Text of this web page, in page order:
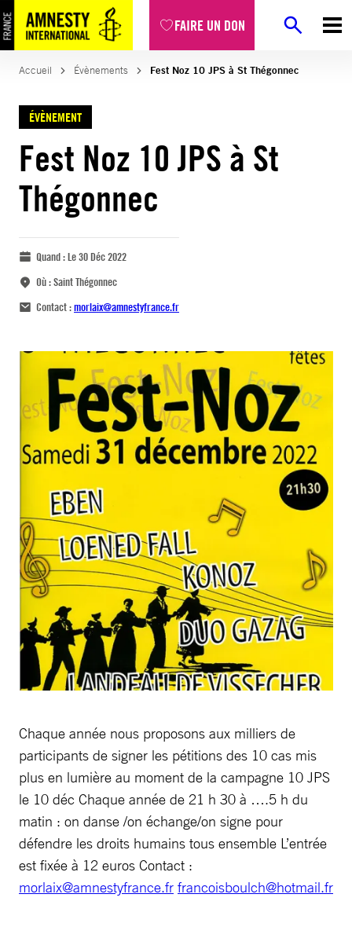
FAIRE UN DON
Accueil Évènements Fest Noz 10 JPS à St Thégonnec
ÉVÈNEMENT
Fest Noz 10 JPS à St
Thégonnec
Quand :Le 30 Déc 2022
Où :Saint Thégonnec
Contact :morlaix@amnestyfrance.fr
Chaque année nous proposons aux milliers de
participants de signer les pétitions des 10 cas mis
plus en lumière au moment de la campagne 10 JPS
le 10 déc Chaque année de 21 h 30 à ….5 h du
matin : on danse /on échange/on signe pour
défendre les droits humains tous ensemble L’entrée
est fixée à 12 euros Contact :
morlaix@amnestyfrance.fr francoisboulch@hotmail.fr